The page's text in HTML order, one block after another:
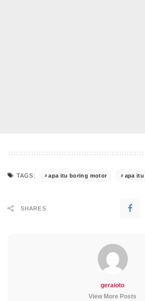
TAGS: apa itu boring motor apa
SHARES
geraioto
View More Posts